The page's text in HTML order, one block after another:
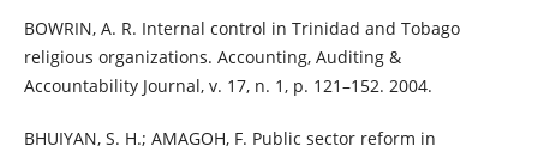
BOWRIN, A. R. Internal control in Trinidad and Tobago
religious organizations. Accounting, Auditing &
Accountability Journal, v. 17, n. 1, p. 121–152. 2004.
BHUIYAN, S. H.; AMAGOH, F. Public sector reform in